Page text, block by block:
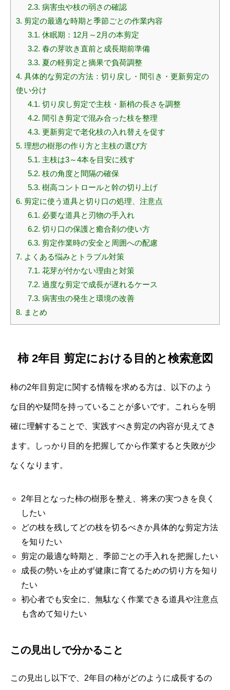
2.3. 病害虫や枝の弱さの確認
3. 剪定の最適な時期と季節ごとの作業内容
3.1. 休眠期：12月～2月の本剪定
3.2. 春の芽吹き直前と成長期前準備
3.3. 夏の軽剪定と摘果で負荷調整
4. 具体的な剪定の方法：切り戻し・間引き・更新剪定の
使い分け
4.1. 切り戻し剪定で主枝・新梢の長さを調整
4.2. 間引き剪定で混み合った枝を整理
4.3. 更新剪定で老化枝の入れ替えを促す
5. 理想の樹形の作り方と主枝の選び方
5.1. 主枝は3～4本を目安に残す
5.2. 枝の角度と間隔の確保
5.3. 樹高コントロールと幹の切り上げ
6. 剪定に使う道具と切り口の処理、注意点
6.1. 必要な道具と刃物の手入れ
6.2. 切り口の保護と癒合剤の使い方
6.3. 剪定作業時の安全と周囲への配慮
7. よくある悩みとトラブル対策
7.1. 花芽が付かない理由と対策
7.2. 過度な剪定で成長が遅れるケース
7.3. 病害虫の発生と環境の改善
8. まとめ
柿 2年目 剪定における目的と検索意図
柿の2年目剪定に関する情報を求める方は、以下のよう
な目的や疑問を持っていることが多いです。これらを明
確に理解することで、実践すべき剪定の内容が見えてき
ます。しっかり目的を把握してから作業すると失敗が少
なくなります。
2年目となった柿の樹形を整え、将来の実つきを良く
したい
どの枝を残してどの枝を切るべきか具体的な剪定方法
を知りたい
剪定の最適な時期と、季節ごとの手入れを把握したい
成長の勢いを止めず健康に育てるための切り方を知り
たい
初心者でも安全に、無駄なく作業できる道具や注意点
も含めて知りたい
この見出しで分かること
この見出し以下で、2年目の柿がどのように成長するの